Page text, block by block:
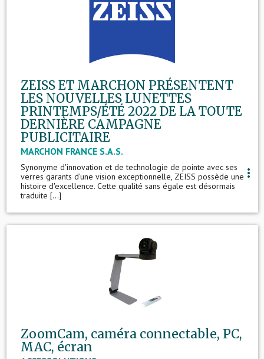
ZEISS ET MARCHON PRÉSENTENT
LES NOUVELLES LUNETTES
PRINTEMPS/ÉTÉ 2022 DE LA TOUTE
DERNIÈRE CAMPAGNE
PUBLICITAIRE
MARCHON FRANCE S.A.S.
Synonyme d'innovation et de technologie de pointe avec ses
verres garants d'une vision exceptionnelle, ZEISS possède une
histoire d'excellence. Cette qualité sans égale est désormais
traduite [...]
more_vert
ZoomCam, caméra connectable, PC,
MAC, écran